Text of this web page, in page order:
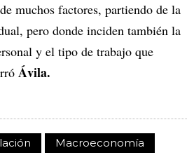
muchos factores, partiendo de la
pero donde inciden también la
y el tipo de trabajo que
Ávila.
Macroeconomía